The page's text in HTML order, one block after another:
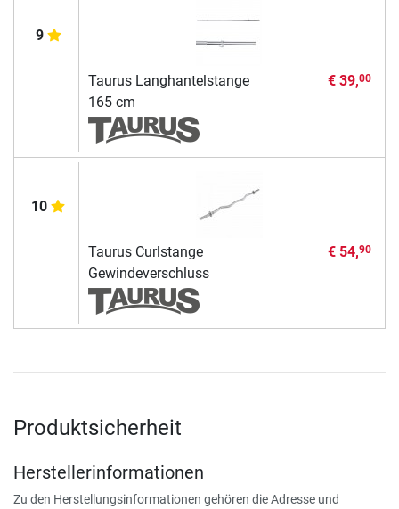
9
Taurus Langhantelstange
165 cm
€ 39,00
10
Taurus Curlstange
Gewindeverschluss
€ 54,90
Produktsicherheit
Herstellerinformationen
Zu den Herstellungsinformationen gehören die Adresse und